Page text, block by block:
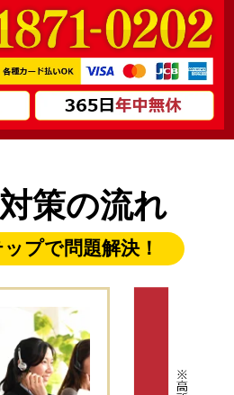
策の流れ
プで問題解決！